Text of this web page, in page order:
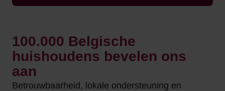
100.000 Belgische
huishoudens bevelen ons
aan
Betrouwbaarheid, lokale ondersteuning en